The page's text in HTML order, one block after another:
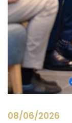
08/06/2026